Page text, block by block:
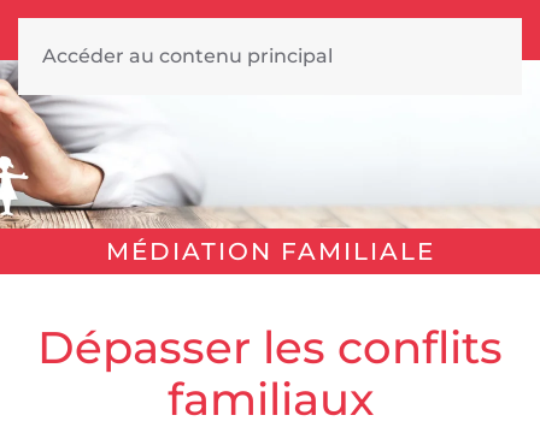
Accéder au contenu principal
MÉDIATION FAMILIALE
Dépasser les conflits
familiaux